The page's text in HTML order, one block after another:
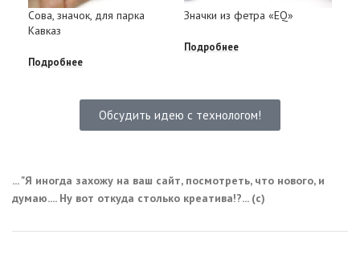
Сова, значок, для парка
Кавказ
Подробнее
Значки из фетра «EQ»
Подробнее
Обсудить идею с технологом!
... "Я иногда захожу на ваш сайт, посмотреть, что нового, и
думаю.... Ну вот откуда столько креатива!?... (с)